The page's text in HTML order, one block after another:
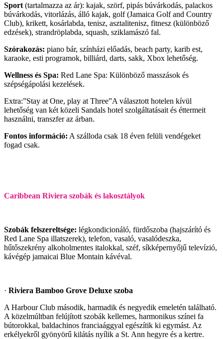
Sport (tartalmazza az ár): kajak, szörf, pipás búvárkodás, palackos
búvárkodás, vitorlázás, álló kajak, golf (Jamaica Golf and Country
Club), krikett, kosárlabda, tenisz, asztalitenisz, fitnesz (különböző
edzések), strandröplabda, squash, sziklamászó fal.
Szórakozás: piano bár, színházi előadás, beach party, karib est,
karaoke, esti programok, billiárd, darts, sakk, Xbox lehetőség.
Wellness és Spa: Red Lane Spa: Különböző masszások és
szépségápolási kezelések.
Extra:”Stay at One, play at Three”A választott hotelen kívül
lehetőség van két közeli Sandals hotel szolgáltatásait és éttermeit
használni, transzfer az árban.
Fontos információ: A szálloda csak 18 éven felüli vendégeket
fogad csak.
Caribbean Riviera szobák és lakosztályok
Szobák felszereltsége: légkondicionáló, fürdőszoba (hajszárító és
Red Lane Spa illatszerek), telefon, vasaló, vasalódeszka,
hűtőszekrény alkoholmentes italokkal, széf, síkképernyőjű televízió,
kávégép jamaicai Blue Montain kávéval.
· Riviera Bamboo Grove Deluxe szoba
A Harbour Club második, harmadik és negyedik emeletén található.
A közelmúltban felújított szobák kellemes, harmonikus színei fa
bútorokkal, baldachinos franciaággyal egészítik ki egymást. Az
erkélyekről gyönyörű kilátás nyílik a St. Ann hegyre és a kertre.